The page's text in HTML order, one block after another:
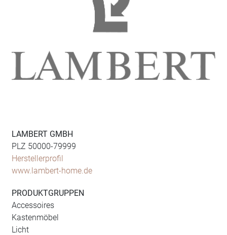
LAMBERT GMBH
PLZ 50000-79999
Herstellerprofil
www.lambert-home.de
PRODUKTGRUPPEN
Accessoires
Kastenmöbel
Licht